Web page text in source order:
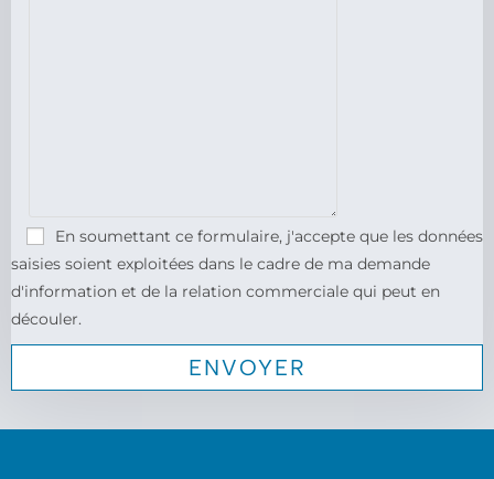
En soumettant ce formulaire, j'accepte que les données
saisies soient exploitées dans le cadre de ma demande
d'information et de la relation commerciale qui peut en
découler.